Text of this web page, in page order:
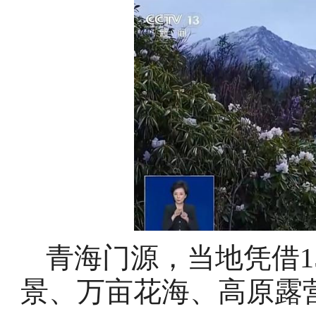
青海门源，当地凭借
景、万亩花海、高原露